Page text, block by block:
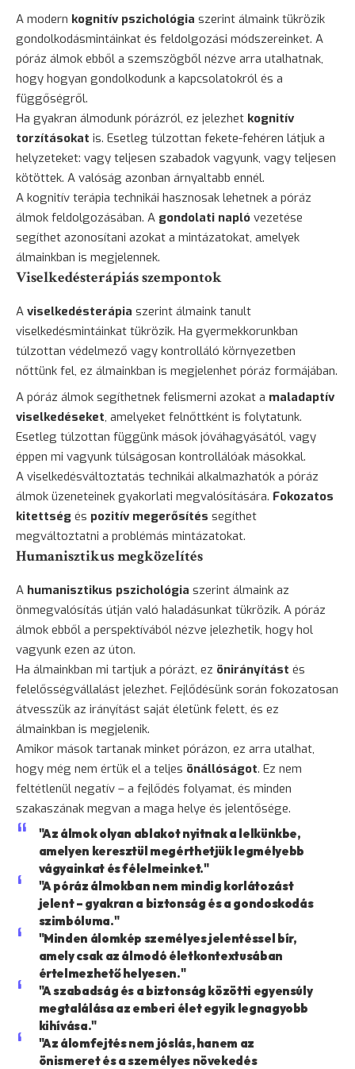
A modern kognitív pszichológia szerint álmaink tükrözik
gondolkodásmintáinkat és feldolgozási módszereinket. A
póráz álmok ebből a szemszögből nézve arra utalhatnak,
hogy hogyan gondolkodunk a kapcsolatokról és a
függőségről.
Ha gyakran álmodunk pórázról, ez jelezhet kognitív
torzításokat is. Esetleg túlzottan fekete-fehéren látjuk a
helyzeteket: vagy teljesen szabadok vagyunk, vagy teljesen
kötöttek. A valóság azonban árnyaltabb ennél.
A kognitív terápia technikái hasznosak lehetnek a póráz
álmok feldolgozásában. A gondolati napló vezetése
segíthet azonosítani azokat a mintázatokat, amelyek
álmainkban is megjelennek.
Viselkedésterápiás szempontok
A viselkedésterápia szerint álmaink tanult
viselkedésmintáinkat tükrözik. Ha gyermekkorunkban
túlzottan védelmező vagy kontrolláló környezetben
nőttünk fel, ez álmainkban is megjelenhet póráz formájában.
A póráz álmok segíthetnek felismerni azokat a maladaptív
viselkedéseket, amelyeket felnőttként is folytatunk.
Esetleg túlzottan függünk mások jóváhagyásától, vagy
éppen mi vagyunk túlságosan kontrollálóak másokkal.
A viselkedésváltoztatás technikái alkalmazhatók a póráz
álmok üzeneteinek gyakorlati megvalósítására. Fokozatos
kitettség és pozitív megerősítés segíthet
megváltoztatni a problémás mintázatokat.
Humanisztikus megközelítés
A humanisztikus pszichológia szerint álmaink az
önmegvalósítás útján való haladásunkat tükrözik. A póráz
álmok ebből a perspektívából nézve jelezhetik, hogy hol
vagyunk ezen az úton.
Ha álmainkban mi tartjuk a pórázt, ez önirányítást és
felelősségvállalást jelezhet. Fejlődésünk során fokozatosan
átvesszük az irányítást saját életünk felett, és ez
álmainkban is megjelenik.
Amikor mások tartanak minket pórázon, ez arra utalhat,
hogy még nem értük el a teljes önállóságot. Ez nem
feltétlenül negatív – a fejlődés folyamat, és minden
szakaszának megvan a maga helye és jelentősége.
"Az álmok olyan ablakot nyitnak a lelkünkbe,
amelyen keresztül megérthetjük legmélyebb
vágyainkat és félelmeinket."
"A póráz álmokban nem mindig korlátozást
jelent – gyakran a biztonság és a gondoskodás
szimbóluma."
"Minden álomkép személyes jelentéssel bír,
amely csak az álmodó életkontextusában
értelmezhető helyesen."
"A szabadság és a biztonság közötti egyensúly
megtalálása az emberi élet egyik legnagyobb
kihívása."
"Az álomfejtés nem jóslás, hanem az
önismeret és a személyes növekedés